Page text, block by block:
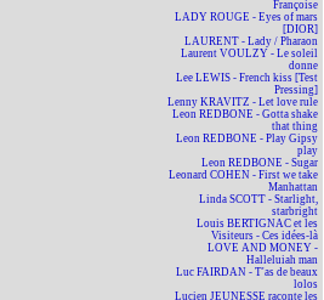
Françoise
LADY ROUGE - Eyes of mars
[DIOR]
LAURENT - Lady / Pharaon
Laurent VOULZY - Le soleil
donne
Lee LEWIS - French kiss [Test
Pressing]
Lenny KRAVITZ - Let love rule
Leon REDBONE - Gotta shake
that thing
Leon REDBONE - Play Gipsy
play
Leon REDBONE - Sugar
Leonard COHEN - First we take
Manhattan
Linda SCOTT - Starlight,
starbright
Louis BERTIGNAC et les
Visiteurs - Ces idées-là
LOVE AND MONEY -
Halleluiah man
Luc FAIRDAN - T'as de beaux
lolos
Lucien JEUNESSE raconte les